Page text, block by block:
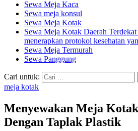
Sewa Meja Kaca
Sewa meja konsul
Sewa Meja Kotak
Sewa Meja Kotak Daerah
menerapkan protokol kesehatan
Sewa Meja Termurah
Sewa Panggung
Cari untuk:
meja kotak
Menyewakan Meja
Dengan Taplak Plastik